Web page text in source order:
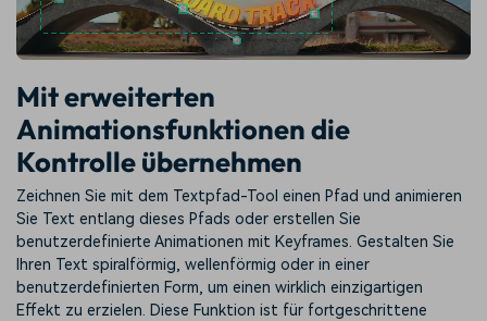
Mit erweiterten
Animationsfunktionen die
Kontrolle übernehmen
Zeichnen Sie mit dem Textpfad-Tool einen Pfad und animieren
Sie Text entlang dieses Pfads oder erstellen Sie
benutzerdefinierte Animationen mit Keyframes. Gestalten Sie
Ihren Text spiralförmig, wellenförmig oder in einer
benutzerdefinierten Form, um einen wirklich einzigartigen
Effekt zu erzielen. Diese Funktion ist für fortgeschrittene